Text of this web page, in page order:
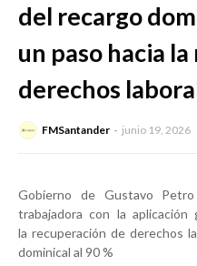
del recargo
un paso hacia
derechos
FMSantander junio 19, 2026
Gobierno de Gustavo
trabajadora con la
la recuperación de derechos
dominical al 90 %